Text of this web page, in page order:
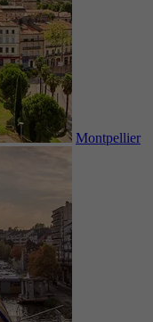
Montpellier